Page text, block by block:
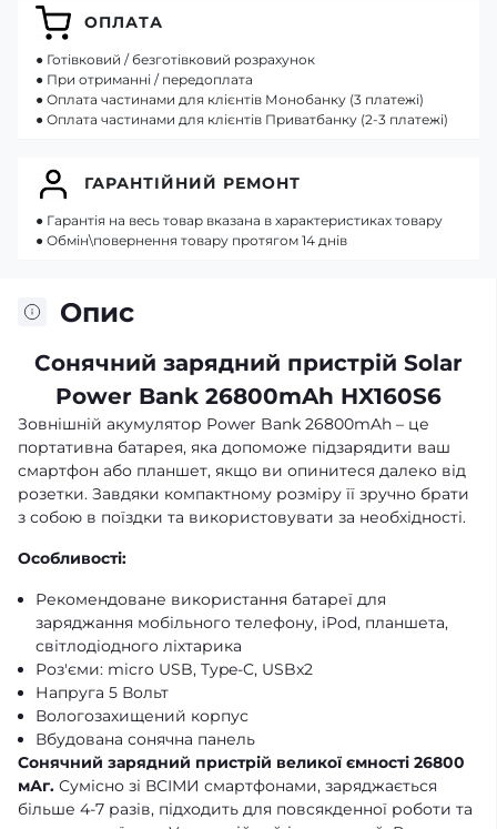
Опис
Сонячний зарядний пристрій Solar
Power Bank 26800mAh HX160S6
Зовнішній акумулятор Power Bank 26800mAh – це
портативна батарея, яка допоможе підзарядити ваш
смартфон або планшет, якщо ви опинитеся далеко від
розетки. Завдяки компактному розміру її зручно брати
з собою в поїздки та використовувати за необхідності.
Особливості:
Рекомендоване використання батареї для
заряджання мобільного телефону, iPod, планшета,
світлодіодного ліхтарика
Роз'єми: micro USB, Type-C, USBx2
Напруга 5 Вольт
Вологозахищений корпус
Вбудована сонячна панель
Сонячний зарядний пристрій великої ємності 26800
мАг. Сумісно зі ВСІМИ смартфонами, заряджається
більше 4-7 разів, підходить для повсякденної роботи та
ОПЛАТА
● Готівковий / безготівковий розрахунок
● При отриманні / передоплата
● Оплата частинами для клієнтів Монобанку (3 платежі)
● Оплата частинами для клієнтів Приватбанку (2-3 платежі)
ГАРАНТІЙНИЙ РЕМОНТ
● Гарантія на весь товар вказана в характеристиках товару
● Обмін\повернення товару протягом 14 днів